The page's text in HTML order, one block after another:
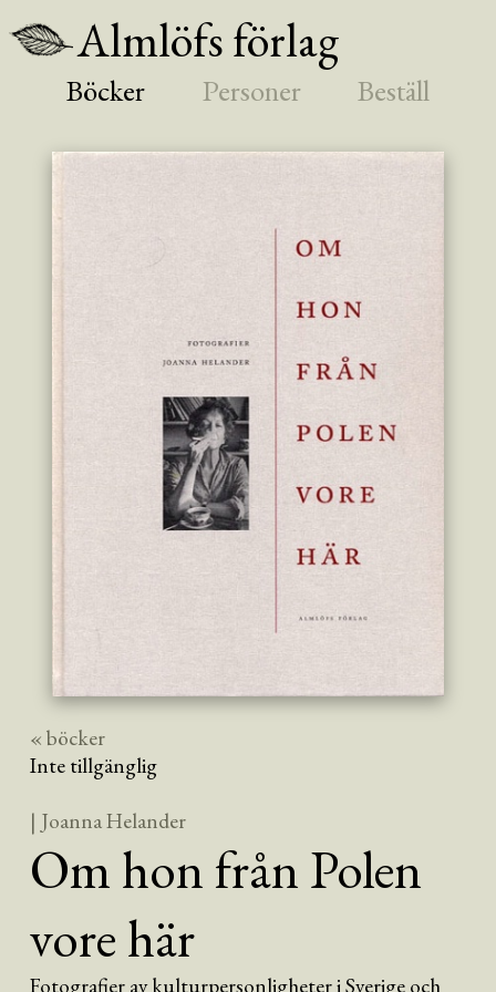
Almlöfs förlag
Böcker Personer Beställ
« böcker
Inte tillgänglig
| Joanna Helander
Om hon från Polen
vore här
Fotografier av kulturpersonligheter i Sverige och